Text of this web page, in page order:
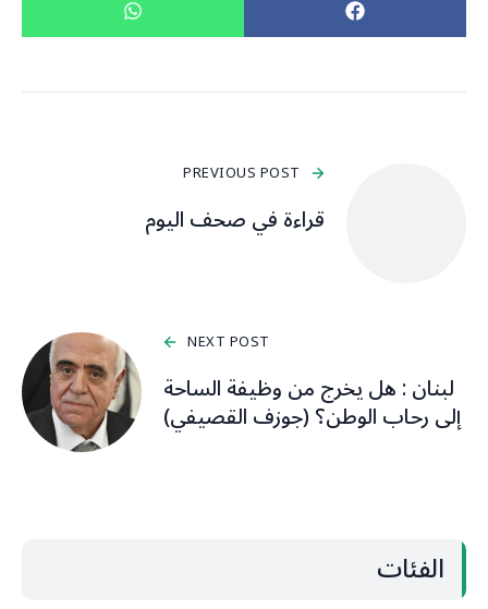
PREVIOUS POST
قراءة في صحف اليوم
NEXT POST
لبنان : هل يخرج من وظيفة الساحة
إلى رحاب الوطن؟ (جوزف القصيفي)
الفئات